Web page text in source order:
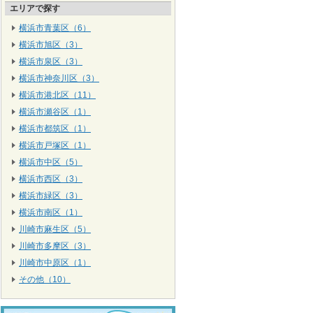
エリアで探す
横浜市青葉区（6）
横浜市旭区（3）
横浜市泉区（3）
横浜市神奈川区（3）
横浜市港北区（11）
横浜市瀬谷区（1）
横浜市都筑区（1）
横浜市戸塚区（1）
横浜市中区（5）
横浜市西区（3）
横浜市緑区（3）
横浜市南区（1）
川崎市麻生区（5）
川崎市多摩区（3）
川崎市中原区（1）
その他（10）